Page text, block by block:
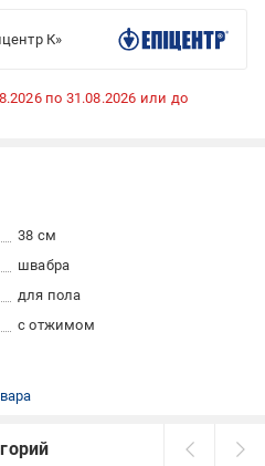
К»
по 31.08.2026 или до
38 см
швабра
для пола
с отжимом